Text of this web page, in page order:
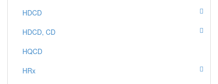
HDCD
HDCD, CD
HQCD
HRx